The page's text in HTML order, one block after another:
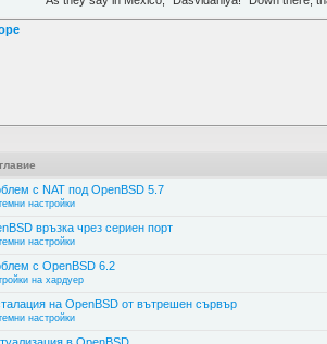
с NAT под OpenBSD 5.7
настройки
връзка чрез сериен порт
настройки
с OpenBSD 6.2
на хардуер
на OpenBSD от вътрешен сървър
настройки